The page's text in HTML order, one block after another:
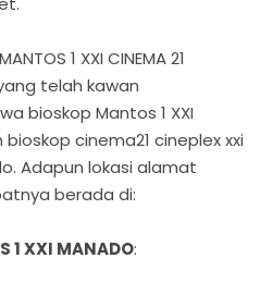
1 XXI CINEMA 21
yang telah kawan
bioskop Mantos 1 XXI
cinema21 cineplex xxi
Adapun lokasi alamat
berada di:
1 XXI MANADO: